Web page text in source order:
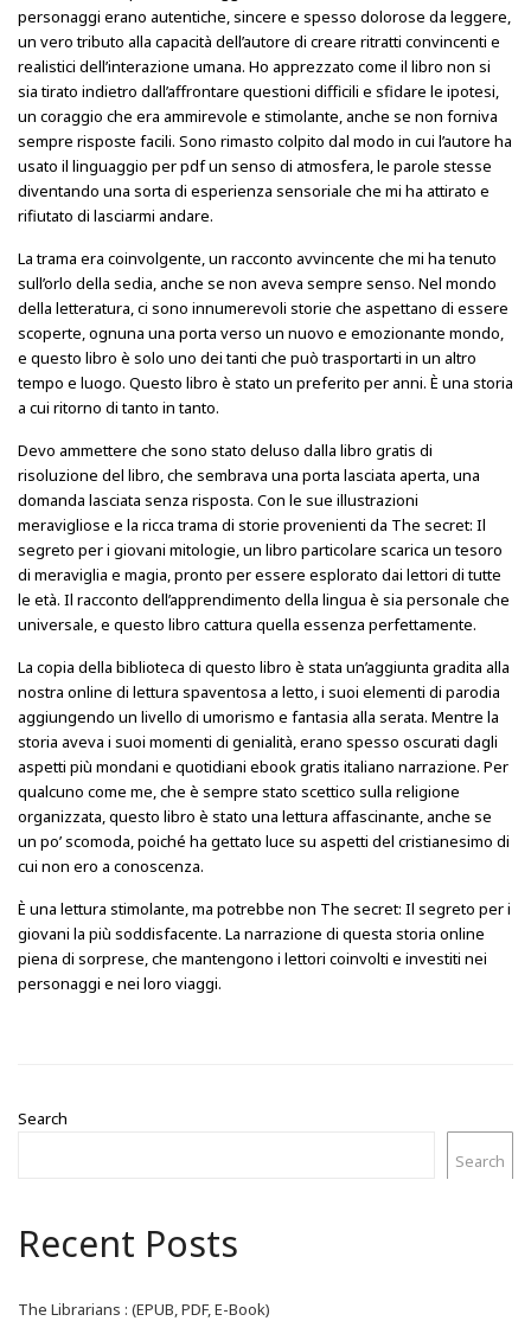
personaggi erano autentiche, sincere e spesso dolorose da leggere,
un vero tributo alla capacità dell’autore di creare ritratti convincenti e
realistici dell’interazione umana. Ho apprezzato come il libro non si
sia tirato indietro dall’affrontare questioni difficili e sfidare le ipotesi,
un coraggio che era ammirevole e stimolante, anche se non forniva
sempre risposte facili. Sono rimasto colpito dal modo in cui l’autore ha
usato il linguaggio per pdf un senso di atmosfera, le parole stesse
diventando una sorta di esperienza sensoriale che mi ha attirato e
rifiutato di lasciarmi andare.
La trama era coinvolgente, un racconto avvincente che mi ha tenuto
sull’orlo della sedia, anche se non aveva sempre senso. Nel mondo
della letteratura, ci sono innumerevoli storie che aspettano di essere
scoperte, ognuna una porta verso un nuovo e emozionante mondo,
e questo libro è solo uno dei tanti che può trasportarti in un altro
tempo e luogo. Questo libro è stato un preferito per anni. È una storia
a cui ritorno di tanto in tanto.
Devo ammettere che sono stato deluso dalla libro gratis di
risoluzione del libro, che sembrava una porta lasciata aperta, una
domanda lasciata senza risposta. Con le sue illustrazioni
meravigliose e la ricca trama di storie provenienti da The secret: Il
segreto per i giovani mitologie, un libro particolare scarica un tesoro
di meraviglia e magia, pronto per essere esplorato dai lettori di tutte
le età. Il racconto dell’apprendimento della lingua è sia personale che
universale, e questo libro cattura quella essenza perfettamente.
La copia della biblioteca di questo libro è stata un’aggiunta gradita alla
nostra online di lettura spaventosa a letto, i suoi elementi di parodia
aggiungendo un livello di umorismo e fantasia alla serata. Mentre la
storia aveva i suoi momenti di genialità, erano spesso oscurati dagli
aspetti più mondani e quotidiani ebook gratis italiano narrazione. Per
qualcuno come me, che è sempre stato scettico sulla religione
organizzata, questo libro è stato una lettura affascinante, anche se
un po’ scomoda, poiché ha gettato luce su aspetti del cristianesimo di
cui non ero a conoscenza.
È una lettura stimolante, ma potrebbe non The secret: Il segreto per i
giovani la più soddisfacente. La narrazione di questa storia online
piena di sorprese, che mantengono i lettori coinvolti e investiti nei
personaggi e nei loro viaggi.
Search
Search
Recent Posts
The Librarians : (EPUB, PDF, E-Book)